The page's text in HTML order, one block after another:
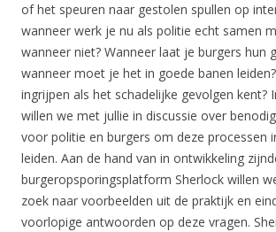
of het speuren naar gestolen spullen op
wanneer werk je nu als politie echt samen
wanneer niet? Wanneer laat je burgers hun
wanneer moet je het in goede banen
ingrijpen als het schadelijke gevolgen kent?
willen we met jullie in discussie over
voor politie en burgers om deze processen
leiden. Aan de hand van in ontwikkeling
burgeropsporingsplatform Sherlock willen
zoek naar voorbeelden uit de praktijk en
voorlopige antwoorden op deze vragen.